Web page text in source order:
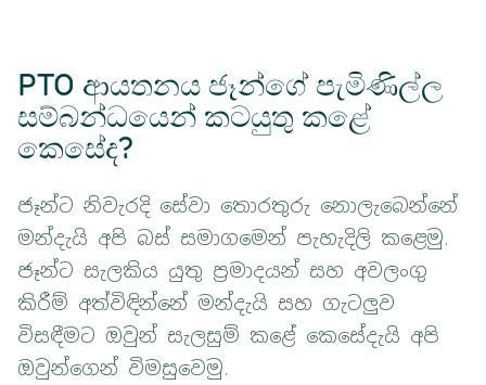
PTO ආයතනය ජෑන්ගේ පැමිණිල්ල
සම්බන්ධයෙන් කටයුතු කළේ
කෙසේද?
ජෑන්ට නිවැරදි සේවා තොරතුරු නොලැබෙන්නේ
මන්දැයි අපි බස් සමාගමෙන් පැහැදිලි කළෙමු.
ජෑන්ට සැලකිය යුතු ප්‍රමාදයන් සහ අවලංගු
කිරීම් අත්විඳින්නේ මන්දැයි සහ ගැටලුව
විසඳීමට ඔවුන් සැලසුම් කළේ කෙසේදැයි අපි
ඔවුන්ගෙන් විමසුවෙමු.